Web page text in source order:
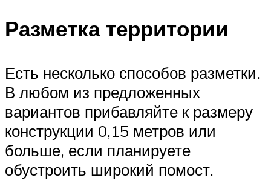
Разметка территории
Есть несколько способов разметки.
В любом из предложенных
вариантов прибавляйте к размеру
конструкции 0,15 метров или
больше, если планируете
обустроить широкий помост.